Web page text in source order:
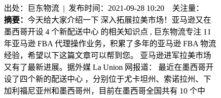
出处：巨东物流 | 发布时间：2021-09-28 10:20 关注量：
摘要： 今天给大家介绍一下 深入拓展拉美市场！亚马逊又在
墨西哥开设 4 个新配送中心 的相关知识点 , 巨东物流专注 11
年亚马逊 FBA 代理操作业务，积累了多年的亚马逊 FBA 物流
经验，希望以下这篇文章可以帮到您。 亚马逊进军拉美市场
又有了最新进展。据外媒 La Union 网报道： 最近在墨西哥开
设了四个新的配送中心 ，分别位于尤卡坦州、索诺拉州、下
加利福尼亚州和墨西哥州，目前在墨西哥全国共有 10 个中